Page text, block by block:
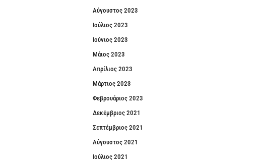
Αύγουστος 2023
Ιούλιος 2023
Ιούνιος 2023
Μάιος 2023
Απρίλιος 2023
Μάρτιος 2023
Φεβρουάριος 2023
Δεκέμβριος 2021
Σεπτέμβριος 2021
Αύγουστος 2021
Ιούλιος 2021